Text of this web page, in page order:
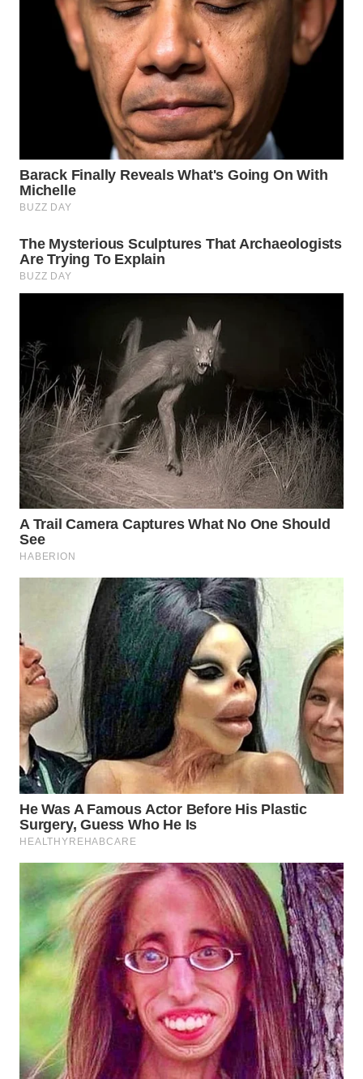
WN
BOGOR
TAPANULI
UTARA
WN
PADANG
SUMEDANG
WN
CIANJUR
WN
KEPULAUAN
SERIBU
WN
WN
CIREBON
INDRAMAYU
WN
KUNINGAN
WN
MAJALENGKA
WN
SUBANG
SUKABUMI
WN
PURWAKARTA